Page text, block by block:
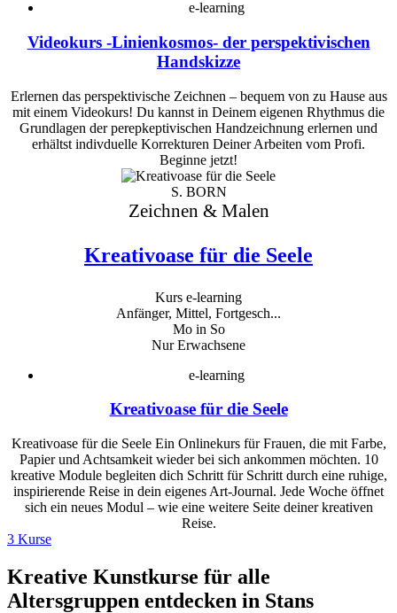
e-learning
Videokurs -Linienkosmos- der perspektivischen
Handskizze
Erlernen das perspektivische Zeichnen – bequem von zu Hause aus
mit einem Videokurs! Du kannst in Deinem eigenen Rhythmus die
Grundlagen der perepkeptivischen Handzeichnung erlernen und
erhältst indivduelle Korrekturen Deiner Arbeiten vom Profi.
Beginne jetzt!
S. BORN
Zeichnen & Malen
Kreativoase für die Seele
Kurs e-learning
Anfänger, Mittel, Fortgesch...
Mo in So
Nur Erwachsene
e-learning
Kreativoase für die Seele
Kreativoase für die Seele Ein Onlinekurs für Frauen, die mit Farbe,
Papier und Achtsamkeit wieder bei sich ankommen möchten. 10
kreative Module begleiten dich Schritt für Schritt durch eine ruhige,
inspirierende Reise in dein eigenes Art-Journal. Jede Woche öffnet
sich ein neues Modul – wie eine weitere Seite deiner kreativen
Reise.
3 Kurse
Kreative Kunstkurse für alle
Altersgruppen entdecken in Stans